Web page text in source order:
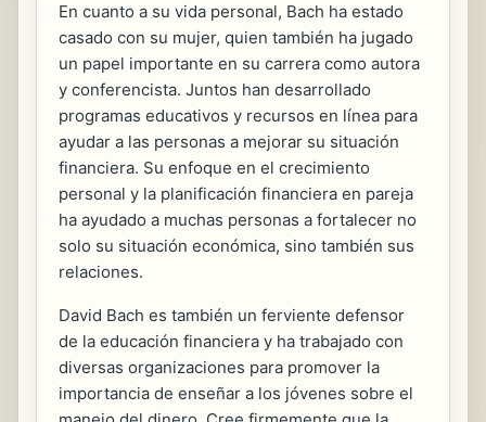
En cuanto a su vida personal, Bach ha estado
casado con su mujer, quien también ha jugado
un papel importante en su carrera como autora
y conferencista. Juntos han desarrollado
programas educativos y recursos en línea para
ayudar a las personas a mejorar su situación
financiera. Su enfoque en el crecimiento
personal y la planificación financiera en pareja
ha ayudado a muchas personas a fortalecer no
solo su situación económica, sino también sus
relaciones.
David Bach es también un ferviente defensor
de la educación financiera y ha trabajado con
diversas organizaciones para promover la
importancia de enseñar a los jóvenes sobre el